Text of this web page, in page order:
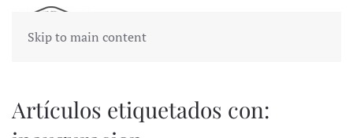
Skip to main content
Artículos etiquetados con: